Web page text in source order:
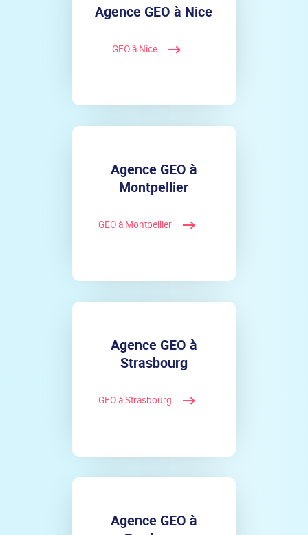
Agence GEO à Nice
GEO à Nice
Agence GEO à
Montpellier
GEO à Montpellier
Agence GEO à
Strasbourg
GEO à Strasbourg
Agence GEO à